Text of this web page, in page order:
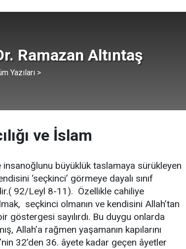
Ramazan Altıntaş
Yazıları >
ve İslam
insanoğlunu büyüklük taslamaya sürükleyen
‘seçkinci’ görmeye dayalı sınıf
92/Leyl 8-11). Özellikle cahiliye
seçkinci olmanın ve kendisini Allah’tan
göstergesi sayılırdı. Bu duygu onlarda
Allah’a rağmen yaşamanın kapılarını
32’den 36. âyete kadar geçen âyetler